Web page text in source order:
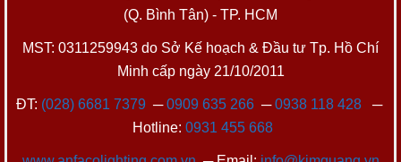
(Q. Bình Tân) - TP. HCM
MST: 0311259943 do Sở Kế hoạch & Đầu tư Tp. Hồ Chí
Minh cấp ngày 21/10/2011
ĐT: (028) 6681 7379 ─0909 635 266─0938 118 428─
Hotline: 0931 455 668